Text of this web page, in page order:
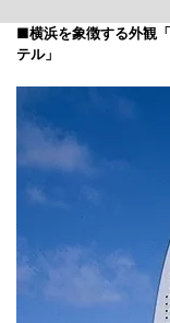
■横浜を象徴する外観
テル」